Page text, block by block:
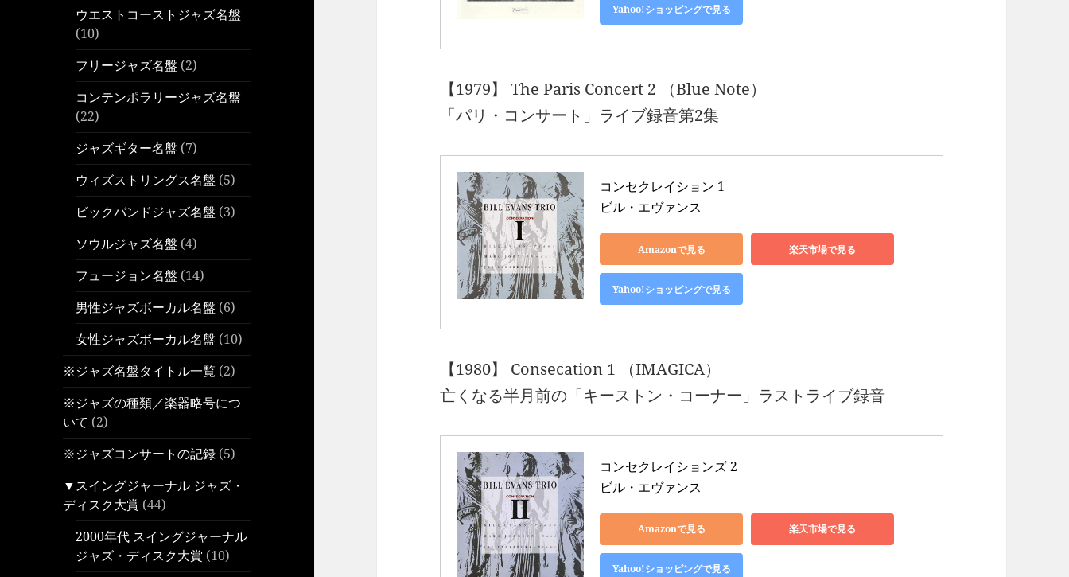
ウエストコーストジャズ名盤
(10)
フリージャズ名盤 (2)
コンテンポラリージャズ名盤
(22)
ジャズギター名盤 (7)
ウィズストリングス名盤 (5)
ビックバンドジャズ名盤 (3)
ソウルジャズ名盤 (4)
フュージョン名盤 (14)
男性ジャズボーカル名盤 (6)
女性ジャズボーカル名盤 (10)
※ジャズ名盤タイトル一覧 (2)
※ジャズの種類／楽器略号につ
いて (2)
※ジャズコンサートの記録 (5)
▼スイングジャーナル ジャズ・
ディスク大賞 (44)
2000年代 スイングジャーナル
ジャズ・ディスク大賞 (10)
Yahoo!ショッピングで見る
【1979】 The Paris Concert 2 （Blue Note）
「パリ・コンサート」ライブ録音第2集
コンセクレイション 1
ビル・エヴァンス
Amazonで見る 楽天市場で見る
Yahoo!ショッピングで見る
【1980】 Consecation 1 （IMAGICA）
亡くなる半月前の「キーストン・コーナー」ラストライブ録音
コンセクレイションズ 2
ビル・エヴァンス
Amazonで見る 楽天市場で見る
Yahoo!ショッピングで見る